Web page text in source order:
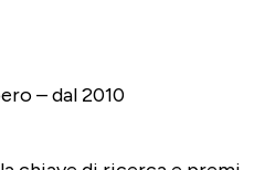
– dal 2010